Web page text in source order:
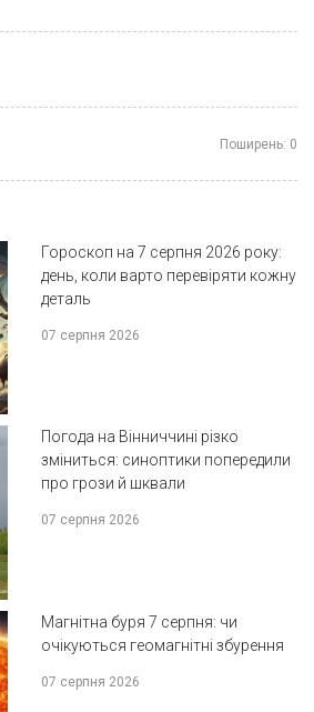
Поширень: 0
Гороскоп на 7 серпня 2026 року:
день, коли варто перевіряти кожну
деталь
07 серпня 2026
Погода на Вінниччині різко
зміниться: синоптики попередили
про грози й шквали
07 серпня 2026
Магнітна буря 7 серпня: чи
очікуються геомагнітні збурення
07 серпня 2026